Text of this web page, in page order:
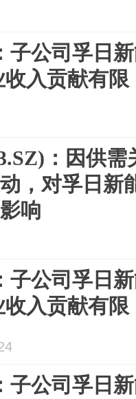
子公司孚日
入贡献有限
：因供
，对孚日新
响
子公司孚日
入贡献有限
子公司孚日